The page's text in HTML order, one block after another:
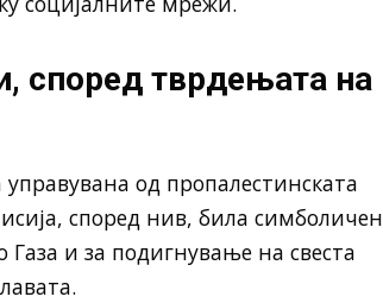
според тврдењата на
од пропалестинската
според нив, била симболичен
и за подигнување на свеста